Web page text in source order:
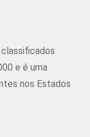
classificados
e é uma
nos Estados